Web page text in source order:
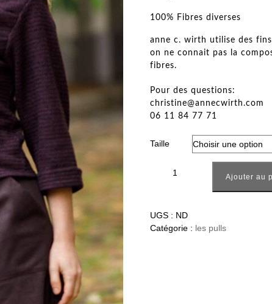
100% Fibres diverses
anne c. wirth utilise des
on ne connait pas la
fibres.
Pour des questions:
christine@annecwirth.com
06 11 84 77 71
Taille
Ajouter au
UGS : ND
Catégorie : les pulls